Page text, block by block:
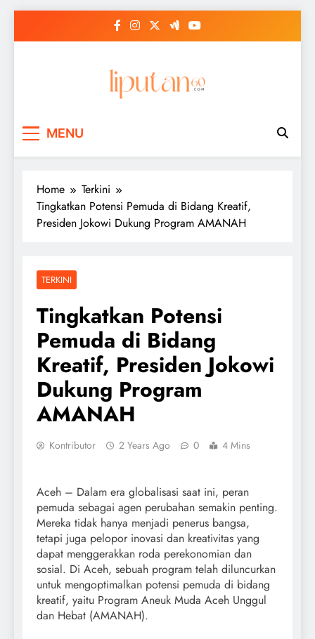
MENU
Home
Terkini
Tingkatkan Potensi Pemuda di Bidang Kreatif,
Presiden Jokowi Dukung Program AMANAH
TERKINI
Tingkatkan Potensi
Pemuda di Bidang
Kreatif, Presiden Jokowi
Dukung Program
AMANAH
Kontributor 2 Years Ago 0 4 Mins
Aceh – Dalam era globalisasi saat ini, peran
pemuda sebagai agen perubahan semakin penting.
Mereka tidak hanya menjadi penerus bangsa,
tetapi juga pelopor inovasi dan kreativitas yang
dapat menggerakkan roda perekonomian dan
sosial. Di Aceh, sebuah program telah diluncurkan
untuk mengoptimalkan potensi pemuda di bidang
kreatif, yaitu Program Aneuk Muda Aceh Unggul
dan Hebat (AMANAH).